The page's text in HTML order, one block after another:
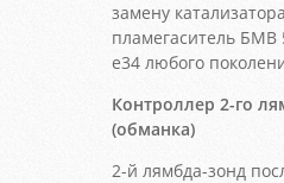
замену
пламегаситель БМВ
е34 любого
Контроллер 2-го
(обманка)
2-й лямбда-зонд